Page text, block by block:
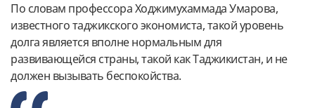
По словам профессора Ходжимухаммада Умарова,
известного таджикского экономиста, такой уровень
долга является вполне нормальным для
развивающейся страны, такой как Таджикистан, и не
должен вызывать беспокойства.